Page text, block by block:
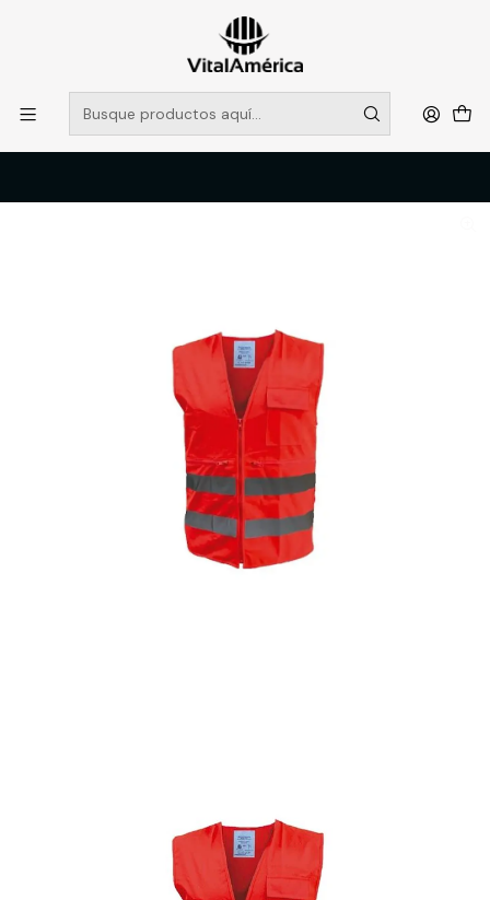
POR SISTEMA FRONTAL SOLO RETIROS EN TIENDA, DESDE
MUCHAS GRACIAS +569 5956 2237
Leer más
Catálogo
VESTIMENTA TECNICA Y CORPORATIVA
OVEROLES Y CHALECOS GEOLOGOS
CHALECO CON CINTA SECURITY, ROJO FL, XL, BLACK BULL